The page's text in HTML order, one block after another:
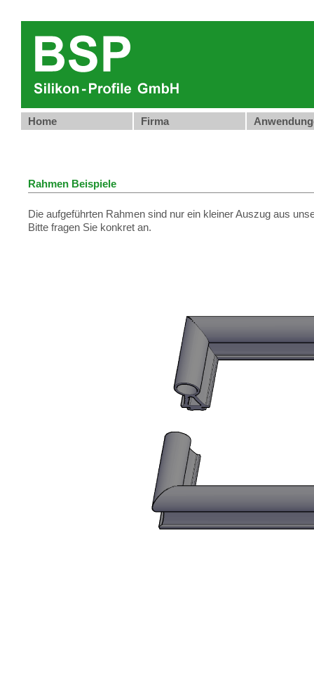
Rahmen Beispiele
Die aufgeführten Rahmen sind nur ein kleiner Auszug aus
Bitte fragen Sie konkret an.
Home Firma